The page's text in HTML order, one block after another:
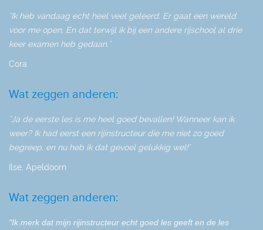
"Ik heb vandaag echt heel veel geleerd. Er gaat een wereld
voor me open. En dat terwijl ik bij een andere rijschool al drie
keer examen heb gedaan."
Cora
Wat zeggen anderen:
"Ja de eerste les is me heel goed bevallen! Wanneer kan ik
weer? Ik had eerst een rijinstructeur die me niet zo goed
begreep, en nu heb ik dat gevoel gelukkig wel!"
Ilse, Apeldoorn
Wat zeggen anderen:
"Ik merk dat mijn rijinstructeur echt goed les geeft en de les